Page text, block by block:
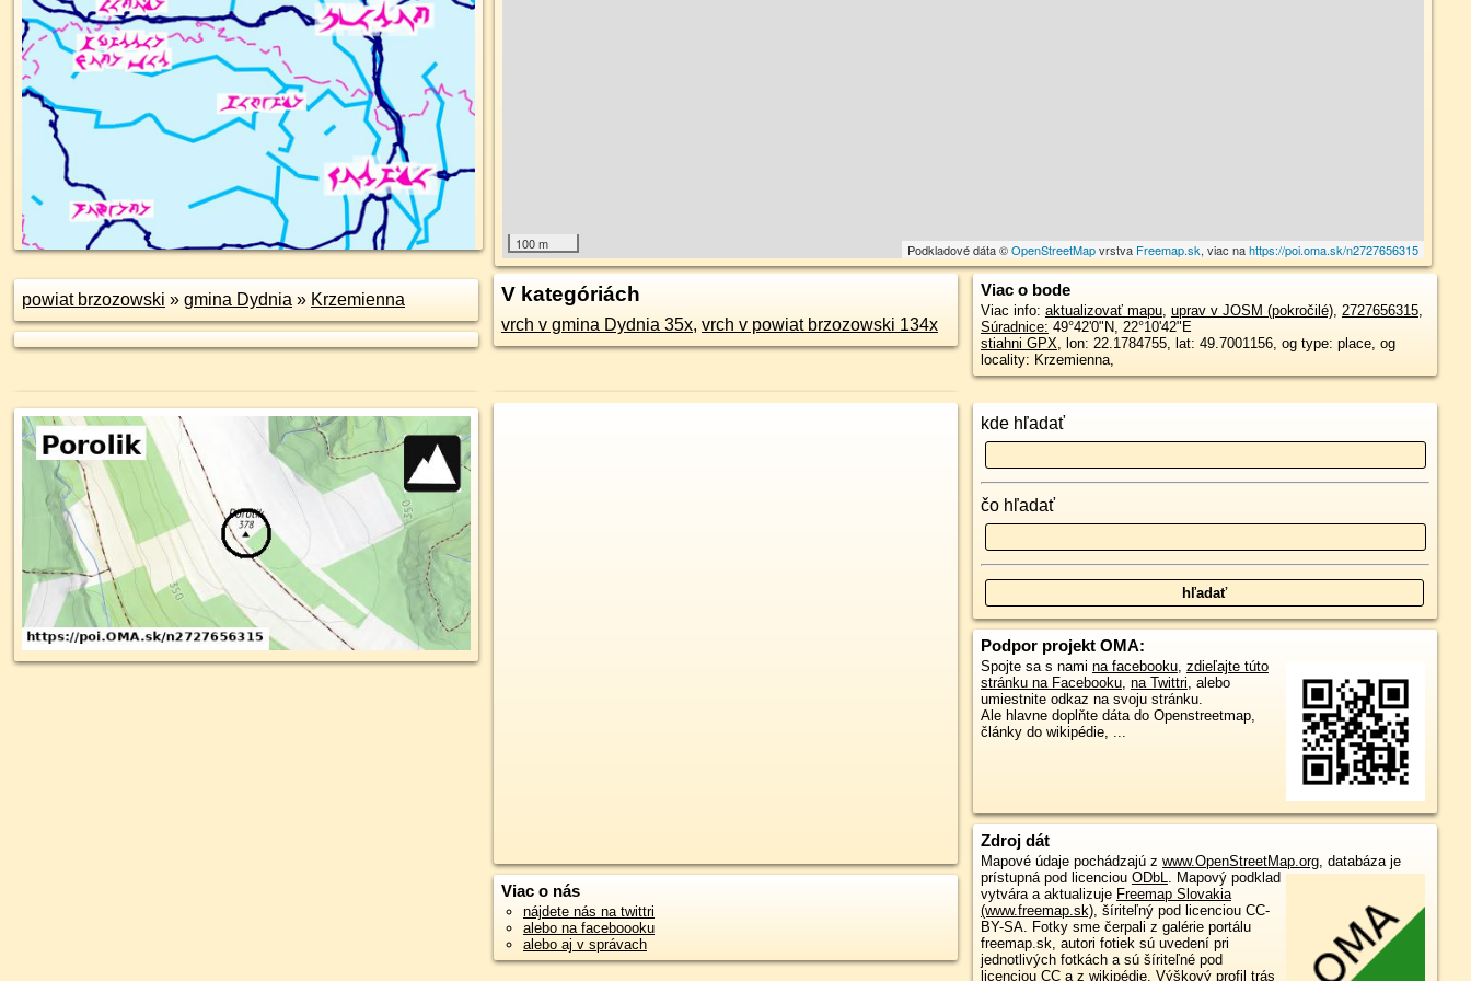
100 m Podkladové dáta ©OpenStreetMapvrstva Freemap.sk, viac nahttps://poi.oma.sk/n2727656315
powiat brzozowski » gmina Dydnia » Krzemienna V kategóriách
vrch v gmina Dydnia 35x, vrch v powiat brzozowski 134x
Viac o bode
Viac info: aktualizovať mapu, uprav v JOSM (pokročilé), 2727656315,
Súradnice: 49°42'0"N, 22°10'42"E
stiahni GPX, lon: 22.1784755, lat: 49.7001156, og type: place, og
locality: Krzemienna,
Viac o nás
nájdete nás na twittri
alebo na faceboooku
alebo aj v správach
kde hľadať
čo hľadať
Podpor projekt OMA:
Spojte sa s nami na facebooku, zdieľajte túto
stránku na Facebooku, na Twittri, alebo
umiestnite odkaz na svoju stránku.
Ale hlavne doplňte dáta do Openstreetmap,
články do wikipédie, ...
Zdroj dát
Mapové údaje pochádzajú z www.OpenStreetMap.org, databáza je
prístupná pod licenciou ODbL. Mapový podklad
vytvára a aktualizuje Freemap Slovakia
(www.freemap.sk), šíriteľný pod licenciou CC-
BY-SA. Fotky sme čerpali z galérie portálu
freemap.sk, autori fotiek sú uvedení pri
jednotlivých fotkách a sú šíriteľné pod
licenciou CC a z wikipédie. Výškový profil trás